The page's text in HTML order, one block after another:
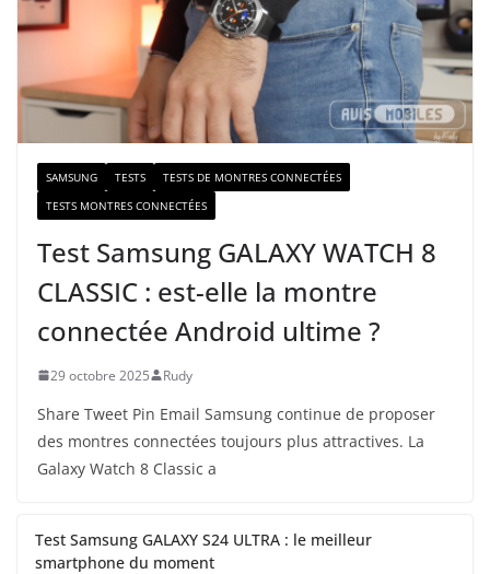
m
i
SAMSUNG TESTS
TESTS DE MONTRES CONNECTÉES
TESTS MONTRES CONNECTÉES
Test Samsung GALAXY WATCH 8
CLASSIC : est-elle la montre
connectée Android ultime ?
29 octobre 2025 Rudy
Share Tweet Pin Email Samsung continue de proposer
des montres connectées toujours plus attractives. La
Galaxy Watch 8 Classic a
Test Samsung GALAXY S24 ULTRA : le meilleur
smartphone du moment